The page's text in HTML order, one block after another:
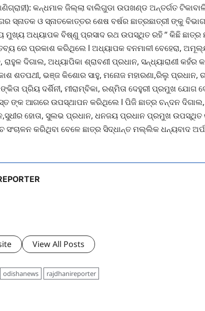
କନ୍ଧମାଳ ଜିଲ୍ଲା ବାଲିଗୁଡା ଉପଖଣ୍ଡ ଅନ୍ତର୍ଗତ
ସ୍ନାତକ ଓ ସ୍ନାତକୋତ୍ତର ଶେଷ ବର୍ଷର ଛାତ୍ରଛାତ୍ରୀ ଙ୍କୁ
ମୁଖ୍ୟ ଅଧ୍ୟାପକ ବିଷ୍ଣୁ ପ୍ରସାଦ ରଥ ଉପସ୍ଥିତ ରହି ” କିଛି ଛାତ୍ର
ରେ ପ୍ରକାଶ କରିଥିଲେ l ଅଧ୍ୟାପକ ବନମାଳୀ ବେହେରା,
ଦିଗାଲ, ଅଧ୍ୟାପିକା ଶ୍ରାବଣୀ ପ୍ରଧାନ, ସନ୍ଧ୍ୟାରାଣୀ କହଁର
ଶତପଥୀ, ଭଞ୍ଜ କିଶୋର ସାହୁ, ମନୋଜ ମହାରଣା,ରିଲୁ ପ୍ରଧାନ,
ପ୍ରିୟ ଦର୍ଶିନୀ, ମୀରାମ୍ବିକା, ରଶ୍ମିତା ଦେହୁରୀ ପ୍ରମୁଖ ଯୋଗ
ଙ୍କ ଆଗରେ ଉପସ୍ଥାପନ କରିଥିଲେ l ପିଜି ଛାତ୍ର ଚନ୍ଦନ ଦିଗାଲ,
ହୋତା, ସୁଲଭ ପ୍ରଧାନ, ଧନଜୟ ପ୍ରଧାନ ପ୍ରମୁଖ ଉପସ୍ଥିତ
ସଂଚାଳନ କରିଥିବା ବେଳେ ଛାତ୍ର ସିଦ୍ଧାନ୍ତ ମଲ୍ଲିକ ଧନ୍ୟବାଦ
View All Posts
odishanews rajdhanireporter